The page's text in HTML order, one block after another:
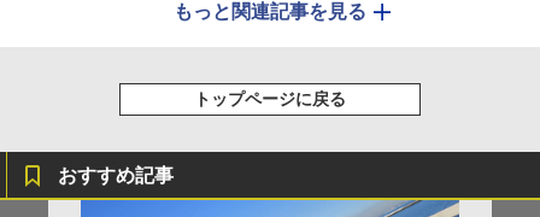
もっと関連記事を見る
トップページに戻る
おすすめ記事